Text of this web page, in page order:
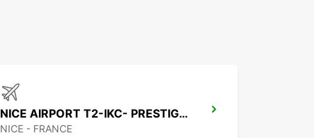
NICE AIRPORT T2-IKC- PRESTIGE *RY*
NICE - FRANCE